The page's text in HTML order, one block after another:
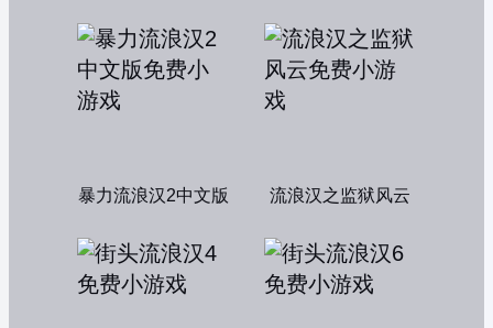
暴力流浪汉2中文版 流浪汉之监狱风云